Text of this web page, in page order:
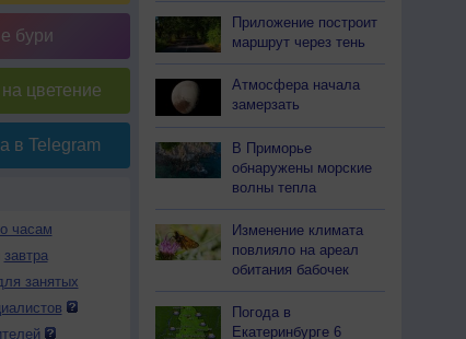
бури
цветение
в Telegram
часам
завтра
занятых
Приложение построит
маршрут через тень
Атмосфера начала
замерзать
В Приморье
обнаружены морские
волны тепла
Изменение климата
повлияло на ареал
обитания бабочек
Погода в
Екатеринбурге 6